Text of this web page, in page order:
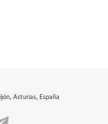
Asturias, España